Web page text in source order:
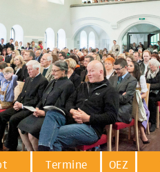
Termine OEZ